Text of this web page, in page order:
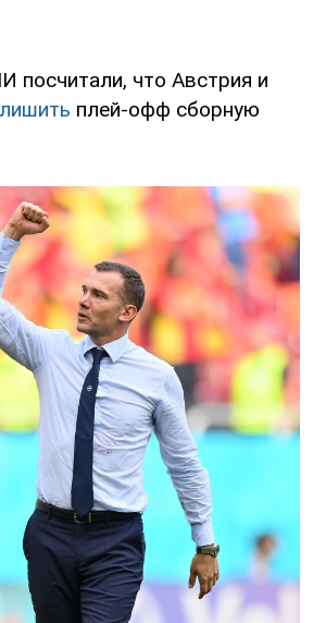
посчитали, что Австрия и
плей-офф сборную